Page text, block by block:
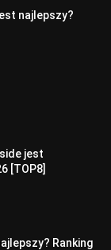
najlepszy?
jest
[TOP8]
Ranking